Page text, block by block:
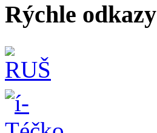
Rýchle odkazy